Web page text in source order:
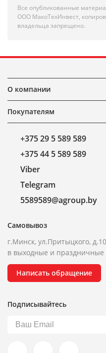
Все опубликованные
ООО МакоТехИнвест,
владельца запрещено.
О компании
Покупателям
+375 29 5 589 589
+375 44 5 589 589
Viber
Telegram
5589589@agroup.by
Самовывоз
г.Минск, ул.Притыцкого,
в выходные и праздничные
Написать обращение
Подписывайтесь